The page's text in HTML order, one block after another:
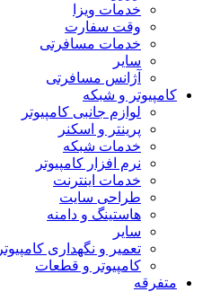
خدمات ویزا
وقت سفارت
خدمات مسافرتی
سایر
آژانس مسافرتی
کامپیوتر و شبکه
لوازم جانبی کامپیوتر
پرینتر و اسکنر
خدمات شبکه
نرم افزار کامپیوتر
خدمات اینترنت
طراحی سایت
هاستینگ و دامنه
سایر
تعمیر و نگهداری کامپیوتر
کامپیوتر و قطعات
متفرقه